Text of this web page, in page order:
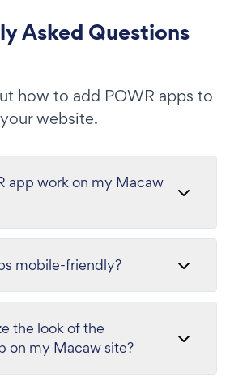
Asked Questions
how to add POWR apps to
your website.
app work on my Macaw
mobile-friendly?
the look of the
on my Macaw site?